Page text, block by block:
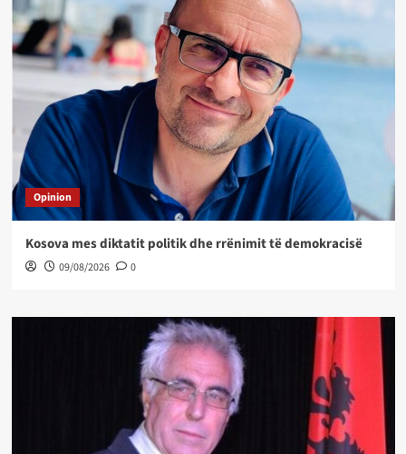
Opinion
Kosova mes diktatit politik dhe rrënimit të demokracisë
09/08/2026 0